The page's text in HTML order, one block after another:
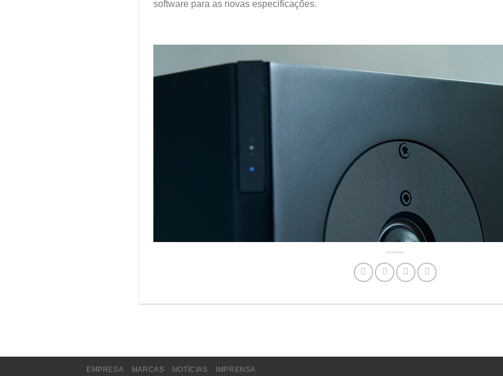
software para as novas especificações.
EMPRESA MARCAS NOTÍCIAS IMPRENSA